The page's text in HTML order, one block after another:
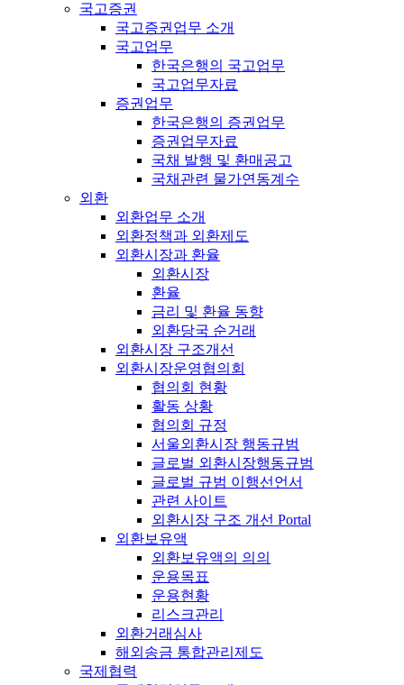
국고증권
국고증권업무 소개
국고업무
한국은행의 국고업무
국고업무자료
증권업무
한국은행의 증권업무
증권업무자료
국채 발행 및 환매공고
국채관련 물가연동계수
외환
외환업무 소개
외환정책과 외환제도
외환시장과 환율
외환시장
환율
금리 및 환율 동향
외환당국 순거래
외환시장 구조개선
외환시장운영협의회
협의회 현황
활동 상황
협의회 규정
서울외환시장 행동규범
글로벌 외환시장행동규범
글로벌 규범 이행선언서
관련 사이트
외환시장 구조 개선 Portal
외환보유액
외환보유액의 의의
운용목표
운용현황
리스크관리
외환거래심사
해외송금 통합관리제도
국제협력